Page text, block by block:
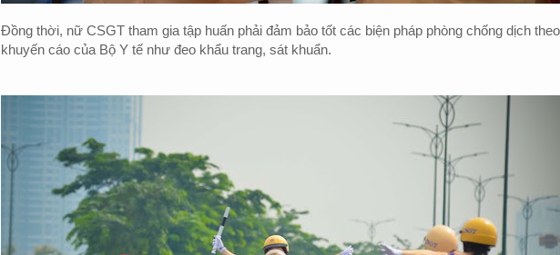
Đồng thời, nữ CSGT tham gia tập huấn phải đảm bảo tốt các biện pháp phòng chống dịch theo
khuyến cáo của Bộ Y tế như đeo khẩu trang, sát khuẩn.